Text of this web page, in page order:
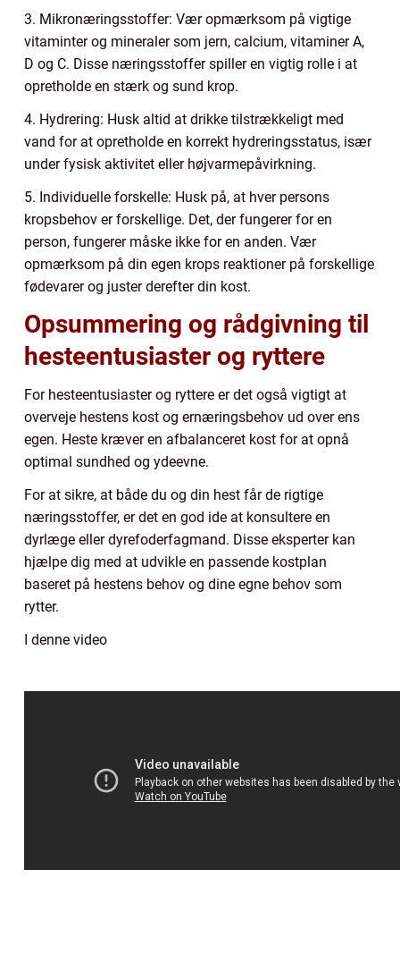
3. Mikronæringsstoffer: Vær opmærksom på vigtige
vitaminter og mineraler som jern, calcium, vitaminer A,
D og C. Disse næringsstoffer spiller en vigtig rolle i at
opretholde en stærk og sund krop.
4. Hydrering: Husk altid at drikke tilstrækkeligt med
vand for at opretholde en korrekt hydreringsstatus, især
under fysisk aktivitet eller højvarmepåvirkning.
5. Individuelle forskelle: Husk på, at hver persons
kropsbehov er forskellige. Det, der fungerer for en
person, fungerer måske ikke for en anden. Vær
opmærksom på din egen krops reaktioner på forskellige
fødevarer og juster derefter din kost.
Opsummering og rådgivning til
hesteentusiaster og ryttere
For hesteentusiaster og ryttere er det også vigtigt at
overveje hestens kost og ernæringsbehov ud over ens
egen. Heste kræver en afbalanceret kost for at opnå
optimal sundhed og ydeevne.
For at sikre, at både du og din hest får de rigtige
næringsstoffer, er det en god ide at konsultere en
dyrlæge eller dyrefoderfagmand. Disse eksperter kan
hjælpe dig med at udvikle en passende kostplan
baseret på hestens behov og dine egne behov som
rytter.
I denne video